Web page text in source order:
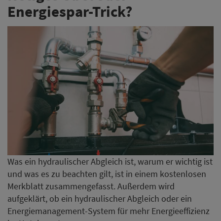
Was ein hydraulischer Abgleich ist, warum er wichtig ist
und was es zu beachten gilt, ist in einem kostenlosen
Merkblatt zusammengefasst. Außerdem wird
aufgeklärt, ob ein hydraulischer Abgleich oder ein
Energiemanagement-System für mehr Energieeffizienz
im Hotel sorgt.
Merkblatt downloaden
Generator ernennt Xavier
Mufraggi zum neuen CEO